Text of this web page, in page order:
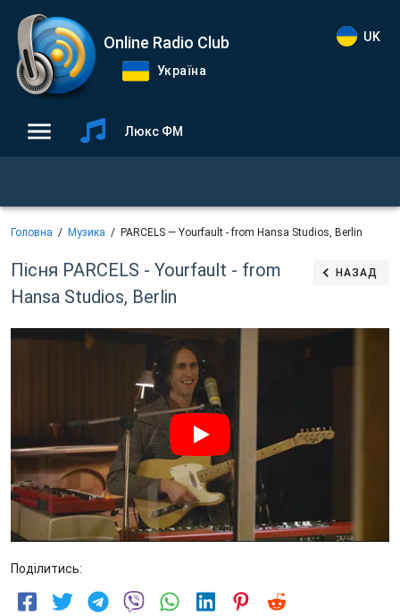
Online Radio Club
Україна
UK
Люкс ФМ
Головна Музика PARCELS — Yourfault - from Hansa Studios, Berlin
Пісня PARCELS - Yourfault - from
Hansa Studios, Berlin
НАЗАД
Поділитись: